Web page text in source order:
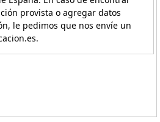
provista o agregar datos
le pedimos que nos envíe un